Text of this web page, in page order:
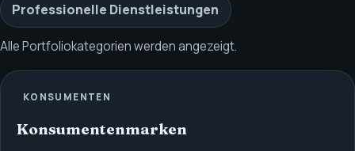
Professionelle Dienstleistungen
Alle Portfoliokategorien werden angezeigt.
KONSUMENTEN
Konsumentenmarken